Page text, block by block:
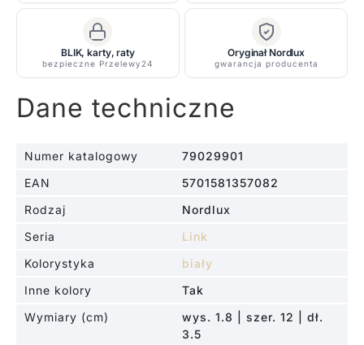
BLIK, karty, raty
bezpieczne Przelewy24
Oryginał Nordlux
gwarancja producenta
Dane techniczne
Numer katalogowy
79029901
EAN
5701581357082
Rodzaj
Nordlux
Seria
Link
Kolorystyka
biały
Inne kolory
Tak
Wymiary (cm)
wys. 1.8 | szer. 12 | dł.
3.5